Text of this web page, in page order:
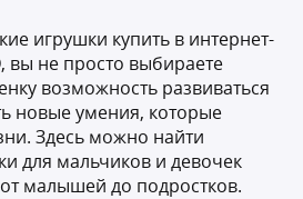
игрушки купить в интернет-
вы не просто выбираете
возможность развиваться
новые умения, которые
Здесь можно найти
для мальчиков и девочек
малышей до подростков.